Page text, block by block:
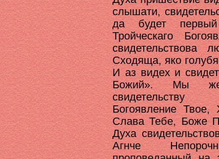
слышати,
да будет
Тройческаго
свидетельствова
Сходяща, яко
И аз видех и
Божий». Мы же
Богоявление
Слава Тебе, Боже
Духа
Агнче